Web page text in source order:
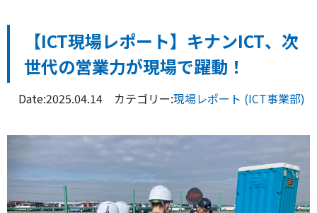
【ICT現場レポート】キナンICT、次
世代の営業力が現場で躍動！
Date:2025.04.14 カテゴリー:現場レポート (ICT事業部)